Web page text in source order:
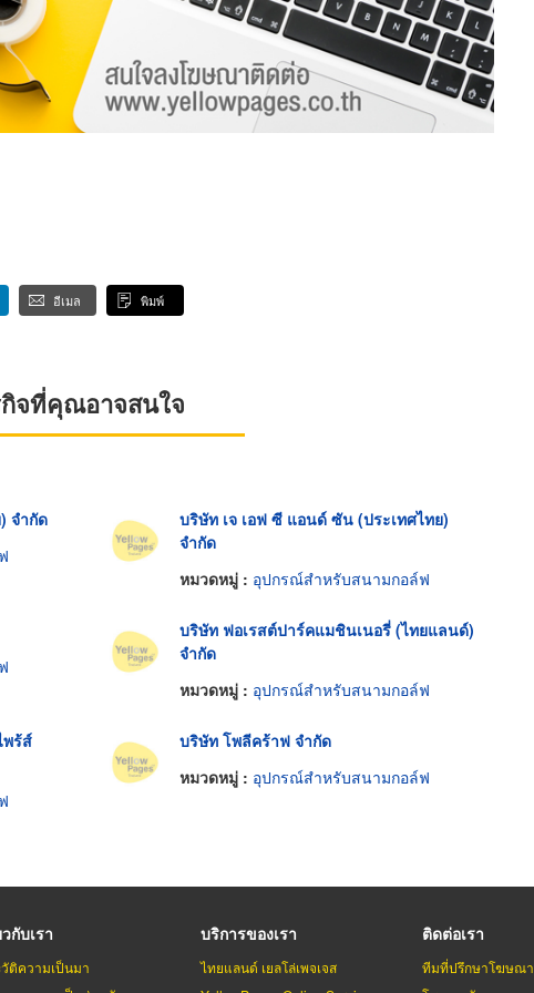
อีเมล พิมพ์
จที่คุณอาจสนใจ
จำกัด
บริษัท เจ เอฟ ซี แอนด์ ซัน (ประเทศไทย)
จำกัด
หมวดหมู่ : อุปกรณ์สำหรับสนามกอล์ฟ
บริษัท ฟอเรสต์ปาร์คแมชินเนอรี่ (ไทยแลนด์)
จำกัด
หมวดหมู่ : อุปกรณ์สำหรับสนามกอล์ฟ
พร้ส์
บริษัท โพลีคร้าฟ จำกัด
หมวดหมู่ : อุปกรณ์สำหรับสนามกอล์ฟ
วกับเรา
ติความเป็นมา
บริการของเรา
ไทยแลนด์ เยลโล่เพจเจส
ติดต่อเรา
ทีมที่ปรึกษาโฆษณา